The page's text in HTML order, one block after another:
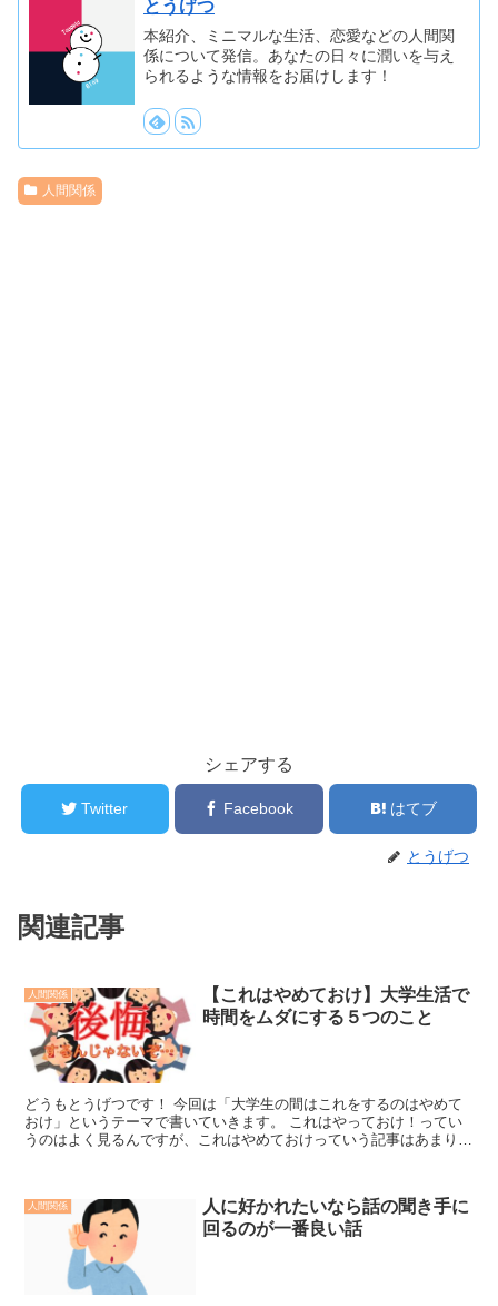
とうげつ
本紹介、ミニマルな生活、恋愛などの人間関
係について発信。あなたの日々に潤いを与え
られるような情報をお届けします！
人間関係
シェアする
Twitter Facebook はてブ
とうげつ
関連記事
人間関係
【これはやめておけ】大学生活で
時間をムダにする５つのこと
どうもとうげつです！ 今回は「大学生の間はこれをするのはやめて
おけ」というテーマで書いていきます。 これはやっておけ！ってい
うのはよく見るんですが、これはやめておけっていう記事はあまり見
人間関係
人に好かれたいなら話の聞き手に
回るのが一番良い話